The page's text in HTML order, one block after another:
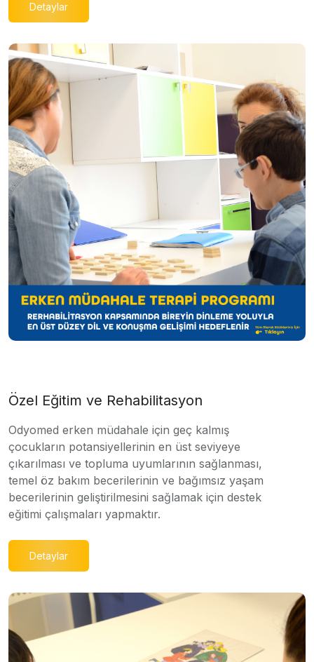
Detaylar
Özel Eğitim ve Rehabilitasyon
Odyomed erken müdahale için geç kalmış
çocukların potansiyellerinin en üst seviyeye
çıkarılması ve topluma uyumlarının sağlanması,
temel öz bakım becerilerinin ve bağımsız yaşam
becerilerinin geliştirilmesini sağlamak için destek
eğitimi çalışmaları yapmaktır.
Detaylar